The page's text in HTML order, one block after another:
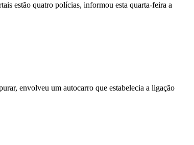
estão quatro polícias, informou esta quarta-feira a
envolveu um autocarro que estabelecia a ligação